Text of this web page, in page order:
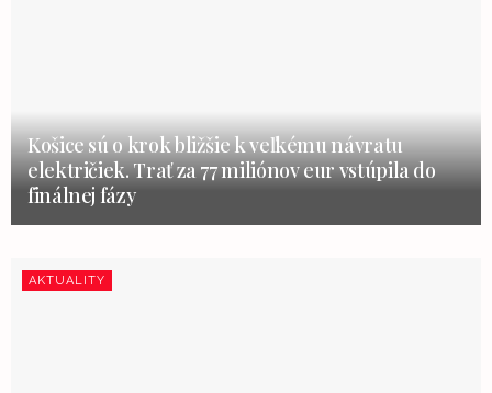
Košice sú o krok bližšie k veľkému návratu
električiek. Trať za 77 miliónov eur vstúpila do
finálnej fázy
AKTUALITY